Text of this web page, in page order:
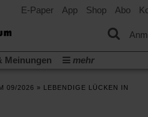
E-Paper App Shop Abo
Meinungen
mehr
09/2026 » LEBENDIGE LÜCKEN IN